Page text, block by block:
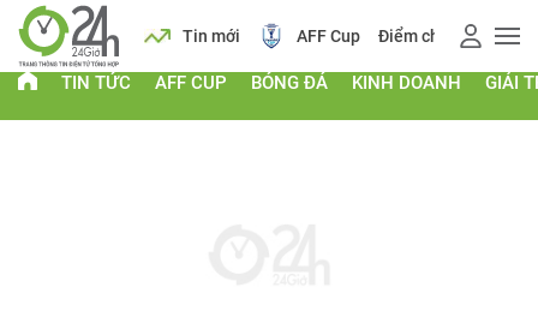
Tin mới AFF Cup Điểm chuẩn 2026 Giá vàng
TIN TỨC AFF CUP BÓNG ĐÁ KINH DOANH GIẢI